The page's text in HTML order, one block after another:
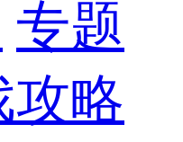
专题
攻略